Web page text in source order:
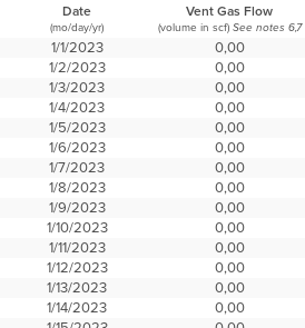
Date Vent Gas Flow
(mo/day/yr) (volume in scf) See notes 6,7
1/1/2023 0,00
1/2/2023
0,00
1/3/2023
0,00
1/4/2023
0,00
1/5/2023
0,00
1/6/2023
0,00
1/7/2023
0,00
1/8/2023
0,00
1/9/2023
0,00
1/10/2023
0,00
1/11/2023
0,00
1/12/2023
0,00
1/13/2023
0,00
1/14/2023
0,00